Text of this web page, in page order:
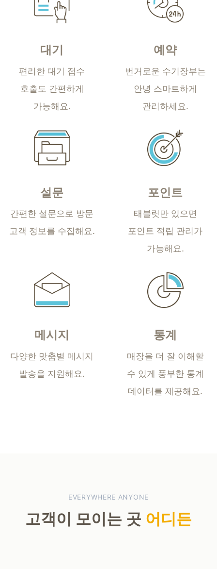
대기
편리한 대기 접수
호출도 간편하게
가능해요.
예약
번거로운 수기장부는
안녕 스마트하게
관리하세요.
설문
간편한 설문으로 방문
고객 정보를 수집해요.
포인트
태블릿만 있으면
포인트 적립 관리가
가능해요.
메시지
다양한 맞춤별 메시지
발송을 지원해요.
통계
매장을 더 잘 이해할
수 있게 풍부한 통계
데이터를 제공해요.
EVERYWHERE ANYONE
고객이 모이는 곳 어디든